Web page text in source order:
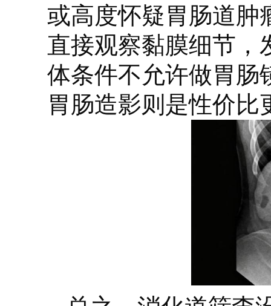
或高度怀疑胃肠道肿
直接观察黏膜细节，
体条件不允许做胃肠
胃肠造影则是性价比